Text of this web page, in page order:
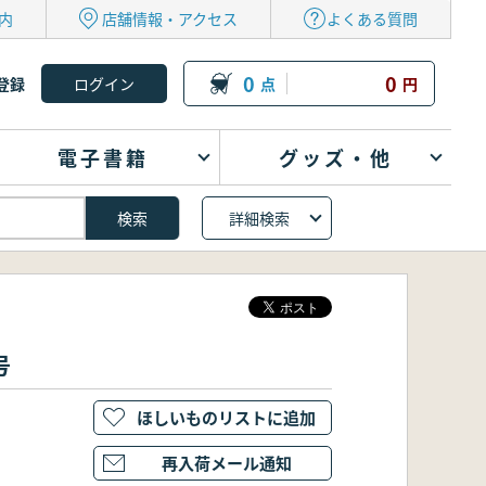
店舗情報・アクセス よくある質問
録 0 点 0 円
電子書籍 グッズ・他
詳細検索
ほしいものリストに追加
再入荷メール通知